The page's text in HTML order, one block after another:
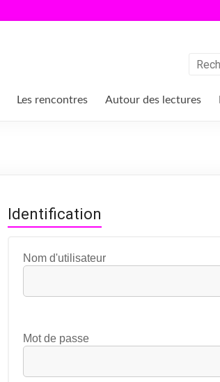
Les rencontres Autour des lectures
Identification
Nom d'utilisateur
Mot de passe